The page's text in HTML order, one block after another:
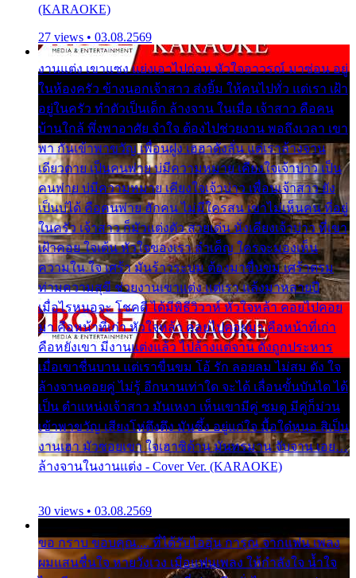
(KARAOKE)
27 views • 03.08.2569
งานแต่ง เขาแซง แย่งเอาไปก่อน หัวใจอาวรณ์ มาซ่อน อยู่
ในห้องครัว ข้างนอกเจ้าสาว ส่งยิ้ม ให้คนไปทั่ว แต่เรา เฝ้า
อยู่ในครัว ทำตัวเป็นเด็ก ล้างจาน ในเมื่อ เจ้าสาว คือคน
บ้านใกล้ พึ่งพาอาศัย จำใจ ต้องไปช่วยงาน พอถึงเวลา เขา
พา กันเข้าพาขวัญ เพื่อนฝูง เฮฮาดังลั่น แต่เราล้างจาน
เดียวดาย เป็นคนพ่าย บ่มีความหมาย เคียงใจเจ้าบ่าว เป็น
คนพ่าย บ่มีความหมาย เคียงใจเจ้าบ่าว เพื่อนเจ้าสาว ยัง
เป็นบ่ได้ คือคนพ่าย ฮักคน ไม่มีใครสน เขาไม่เห็นคน ที่อยู่
ในครัว เจ้าสาว ก็มัวแต่งตัว สวยเด่น นั่งเคียงเจ้าบ่าว ที่เขา
เฝ้าคอย ใจเต้น หัวใจของเรา ลำเค็ญ ใครจะมองเห็น
ความใน ใจ เศร้า มันร้าวระบม ต้องมาขื่นขม เศร้าตรม
ท่ามความสุขี ช่วยงานเขาแต่ง แต่เรา แล้งมาหลายปี
เมื่อไรหนอจะ โชคดี ได้มีพิธีวิวาห์ หัวใจหล้า คอยไปคอย
มา คือหน้าที่เก่า หัวใจหล้า คอยไปคอยมา คือหน้าที่เก่า
คือหยังเขา มีงานแต่งแล้ว ไปล้างแต่จาน ดั่งถูกประหาร
เมื่อเขาชื่นบาน แต่เราขื่นขม โอ้ รัก ลอยลม ไม่สม ดัง ใจ
ล้างจานคอยคู่ ไม่รู้ อีกนานเท่าใด จะได้ เลื่อนขั้นบันได ได้
เป็น ตำแหน่งเจ้าสาว มันเหงา เห็นเขามีคู่ ซมดู มีคู่ก็ม่วน
เข้าพาขวัญ เสียงโห่ตึงตึง มันซึ้ง อยู่แก่ใจ มื้อใด๋หนอ สิเป็น
งานเฮา มัวซอยเขา ใจเฮาซิด้าน มันทรมาน จับจาน เอย…
ล้างจานในงานแต่ง - Cover Ver. (KARAOKE)
30 views • 03.08.2569
ขอ กราบ ขอบคุณ.... ที่ได้รับไออุ่น การุณ จากแฟน เพลง
ผมแสนชื่นใจ หายวังเวง เมื่อแฟนเพลง ให้กำลังใจ น้ำใจ